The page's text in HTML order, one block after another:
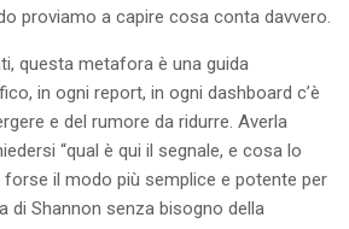
proviamo a capire cosa conta davvero.
questa metafora è una guida
in ogni report, in ogni dashboard c’è
e del rumore da ridurre. Averla
“qual è qui il segnale, e cosa lo
il modo più semplice e potente per
di Shannon senza bisogno della